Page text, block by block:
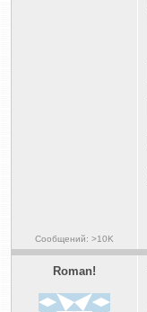
Сообщений: >10K
Roman!